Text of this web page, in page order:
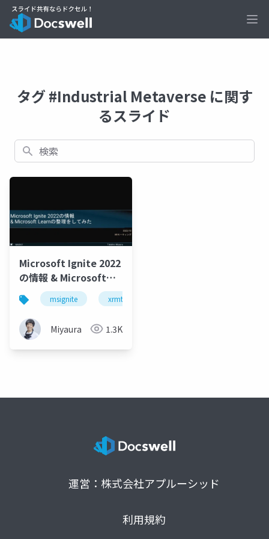
タグ #Industrial Metaverse に関す
るスライド
検索
Microsoft Ignite 2022
の情報 & Microsoft
Learnの整理をしてみ
た
msignite xrmtg
Miyaura 1.3K
運営：株式会社アプルーシッド
利用規約